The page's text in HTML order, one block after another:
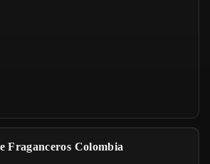
Fraganceros Colombia